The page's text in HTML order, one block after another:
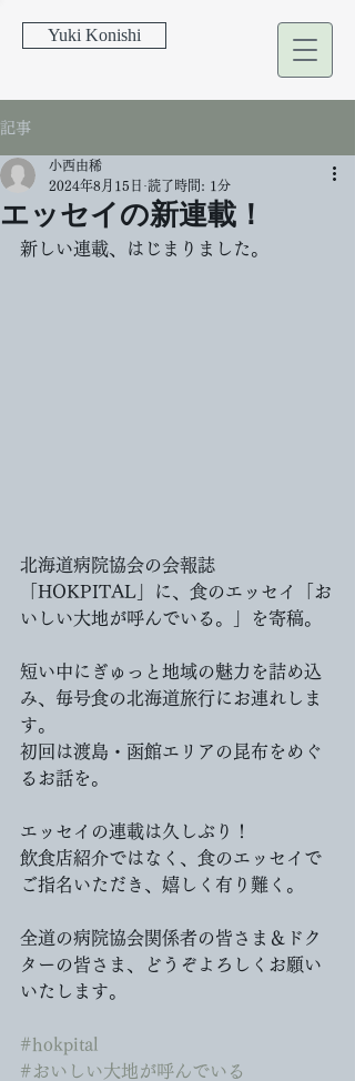
Yuki Konishi
記事
エッセイの新連載！
小西由稀
2024年8月15日 読了時間: 1分
新しい連載、はじまりました。
北海道病院協会の会報誌
「HOKPITAL」に、食のエッセイ「お
いしい大地が呼んでいる。」を寄稿。
短い中にぎゅっと地域の魅力を詰め込
み、毎号食の北海道旅行にお連れしま
す。
初回は渡島・函館エリアの昆布をめぐ
るお話を。
エッセイの連載は久しぶり！
飲食店紹介ではなく、食のエッセイで
ご指名いただき、嬉しく有り難く。
全道の病院協会関係者の皆さま＆ドク
ターの皆さま、どうぞよろしくお願い
いたします。
#hokpital
#おいしい大地が呼んでいる